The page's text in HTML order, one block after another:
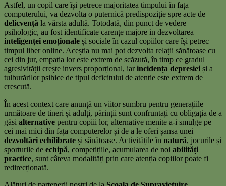
Astfel, un copil care își petrece majoritatea timpului în fața
computerului, va dezvolta o puternică predispoziție spre acte de
delicvență la vârsta adultă. Totodată, din punct de vedere
psihologic, au fost identificate carențe majore in dezvoltarea
inteligenței emoționale și sociale în cazul copiilor care își petrec
timpul liber online. Aceștia nu mai pot dezvolta relații sănătoase cu
cei din jur, empatia lor este extrem de scăzută, în timp ce gradul
agresivității crește invers proporțional, iarincidența depresiei și a
tulburărilor psihice de tipul deficitului de atentie este extrem de
crescută.
În acest context care anunță un viitor sumbru pentru generațiile
următoare de tineri și adulți, părinții sunt confruntați cu obligația de a
găsi alternative pentru copiii lor, alternative menite a-i smulge pe
cei mai mici din fața computerelor și de a le oferi șansa unei
dezvoltări echilibrate și sănătoase. Activitățile în natură, jocurile și
sporturile de echipă, competițiile, acumularea de noi abilități
practice, sunt câteva modalități prin care atenția copiilor poate fi
redirecționată.